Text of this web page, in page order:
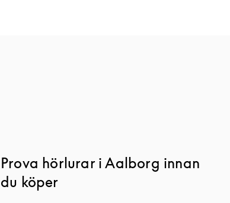
Prova hörlurar i Aalborg innan
du köper